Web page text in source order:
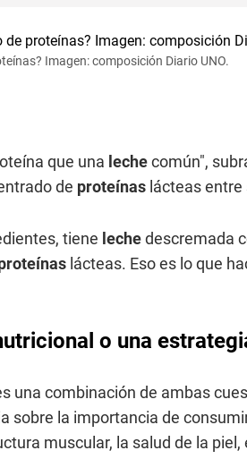
Imagen: composición Diario UNO.
que una lechecomún",
de proteínas lácteas
tiene lechedescremada
lácteas. Eso es lo que
o una
una combinación de ambas
sobre la importancia de
muscular, la salud de la